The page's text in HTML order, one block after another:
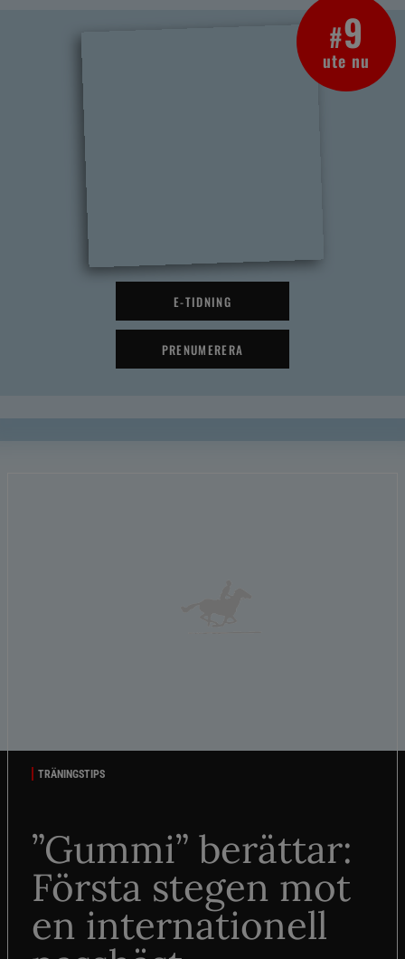
#9
ute nu
E-TIDNING
PRENUMERERA
TRÄNINGSTIPS
”Gummi” berättar:
Första stegen mot
en internationell